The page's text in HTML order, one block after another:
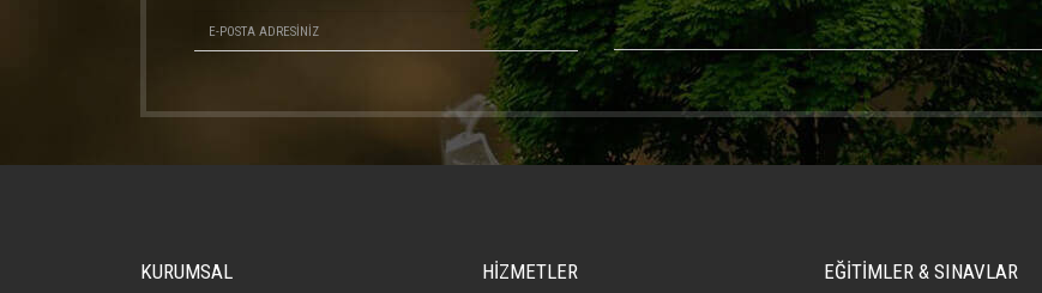
KURUMSAL HİZMETLER EĞİTİMLER & SINAVLAR